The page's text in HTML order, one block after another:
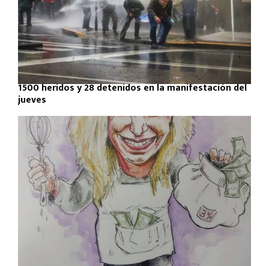
1500 heridos y 28 detenidos en la manifestación del
jueves